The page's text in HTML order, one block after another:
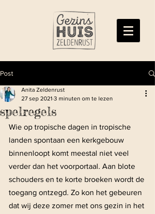
Post
spelregels
Anita Zeldenrust
27 sep 2021 3 minuten om te lezen
Wie op tropische dagen in tropische
landen spontaan een kerkgebouw
binnenloopt komt meestal niet veel
verder dan het voorportaal. Aan blote
schouders en te korte broeken wordt de
toegang ontzegd. Zo kon het gebeuren
dat wij deze zomer met ons gezin in het